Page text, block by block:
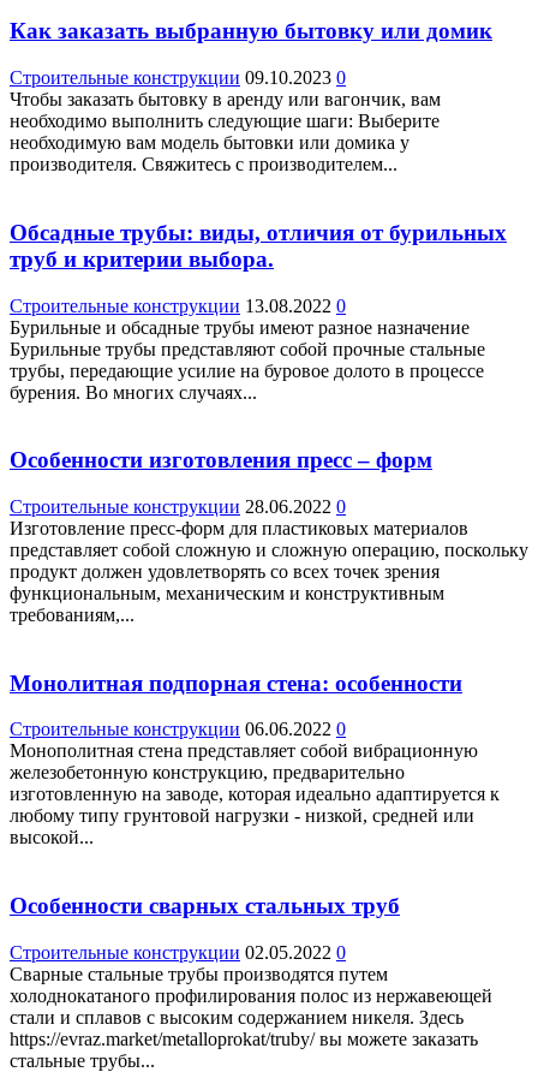
Как заказать выбранную бытовку или домик
Строительные конструкции 09.10.2023 0
Чтобы заказать бытовку в аренду или вагончик, вам
необходимо выполнить следующие шаги: Выберите
необходимую вам модель бытовки или домика у
производителя. Свяжитесь с производителем...
Обсадные трубы: виды, отличия от бурильных
труб и критерии выбора.
Строительные конструкции 13.08.2022 0
Бурильные и обсадные трубы имеют разное назначение
Бурильные трубы представляют собой прочные стальные
трубы, передающие усилие на буровое долото в процессе
бурения. Во многих случаях...
Особенности изготовления пресс – форм
Строительные конструкции 28.06.2022 0
Изготовление пресс-форм для пластиковых материалов
представляет собой сложную и сложную операцию, поскольку
продукт должен удовлетворять со всех точек зрения
функциональным, механическим и конструктивным
требованиям,...
Монолитная подпорная стена: особенности
Строительные конструкции 06.06.2022 0
Монополитная стена представляет собой вибрационную
железобетонную конструкцию, предварительно
изготовленную на заводе, которая идеально адаптируется к
любому типу грунтовой нагрузки - низкой, средней или
высокой...
Особенности сварных стальных труб
Строительные конструкции 02.05.2022 0
Сварные стальные трубы производятся путем
холоднокатаного профилирования полос из нержавеющей
стали и сплавов с высоким содержанием никеля. Здесь
https://evraz.market/metalloprokat/truby/ вы можете заказать
стальные трубы...